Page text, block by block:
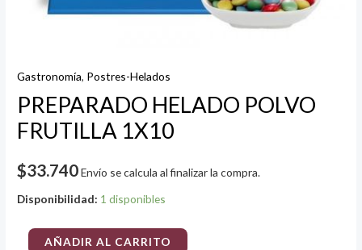
Gastronomía, Postres-Helados
PREPARADO HELADO POLVO
FRUTILLA 1X10
$33.740Envío se calcula al finalizar la compra.
Disponibilidad: 1 disponibles
AÑADIR AL CARRITO